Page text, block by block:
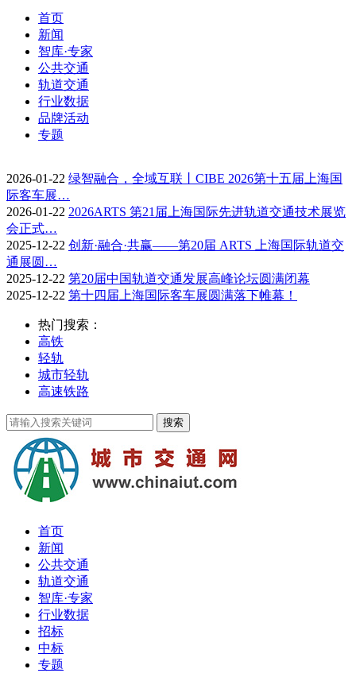
首页
新闻
智库·专家
公共交通
轨道交通
行业数据
品牌活动
专题
2026-01-22 绿智融合，全域互联丨CIBE 2026第十五届上海国
际客车展…
2026-01-22 2026ARTS 第21届上海国际先进轨道交通技术展览
会正式…
2025-12-22 创新·融合·共赢——第20届 ARTS 上海国际轨道交
通展圆…
2025-12-22 第20届中国轨道交通发展高峰论坛圆满闭幕
2025-12-22 第十四届上海国际客车展圆满落下帷幕！
热门搜索：
高铁
轻轨
城市轻轨
高速铁路
首页
新闻
公共交通
轨道交通
智库·专家
行业数据
招标
中标
专题